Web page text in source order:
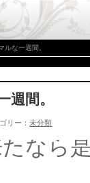
ルな一週間。
週間。
リー：未分類
なら